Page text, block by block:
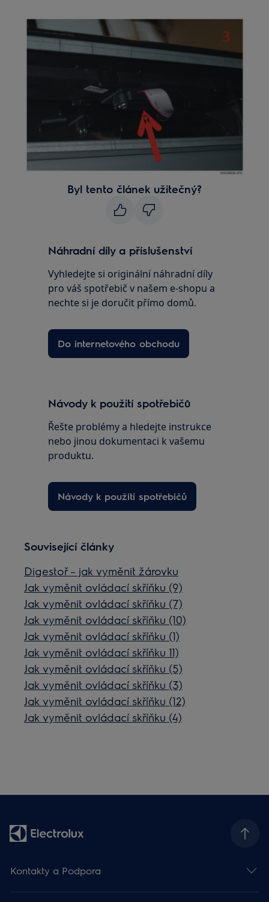
Byl tento článek užitečný?
Náhradní díly a příslušenství
Vyhledejte si originální náhradní díly
pro váš spotřebič v našem e-shopu a
nechte si je doručit přímo domů.
Do internetového obchodu
Návody k použití spotřebičů
Řešte problémy a hledejte instrukce
nebo jinou dokumentaci k vašemu
produktu.
Návody k použití spotřebičů
Související články
Digestoř – jak vyměnit žárovku
Jak vyměnit ovládací skříňku (9)
Jak vyměnit ovládací skříňku (7)
Jak vyměnit ovládací skříňku (10)
Jak vyměnit ovládací skříňku (1)
Jak vyměnit ovládací skříňku 11)
Jak vyměnit ovládací skříňku (5)
Jak vyměnit ovládací skříňku (3)
Jak vyměnit ovládací skříňku (12)
Jak vyměnit ovládací skříňku (4)
Kontakty a Podpora